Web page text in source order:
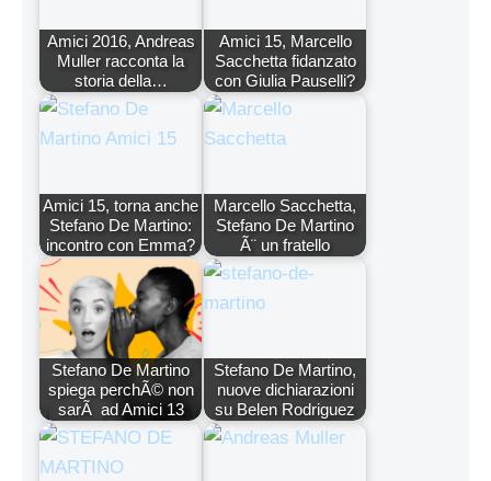
Amici 2016, Andreas
Muller racconta la
storia della…
Amici 15, Marcello
Sacchetta fidanzato
con Giulia Pauselli?
Amici 15, torna anche
Stefano De Martino:
incontro con Emma?
Marcello Sacchetta,
Stefano De Martino
Ã¨ un fratello
Stefano De Martino
spiega perchÃ© non
sarÃ ad Amici 13
Stefano De Martino,
nuove dichiarazioni
su Belen Rodriguez